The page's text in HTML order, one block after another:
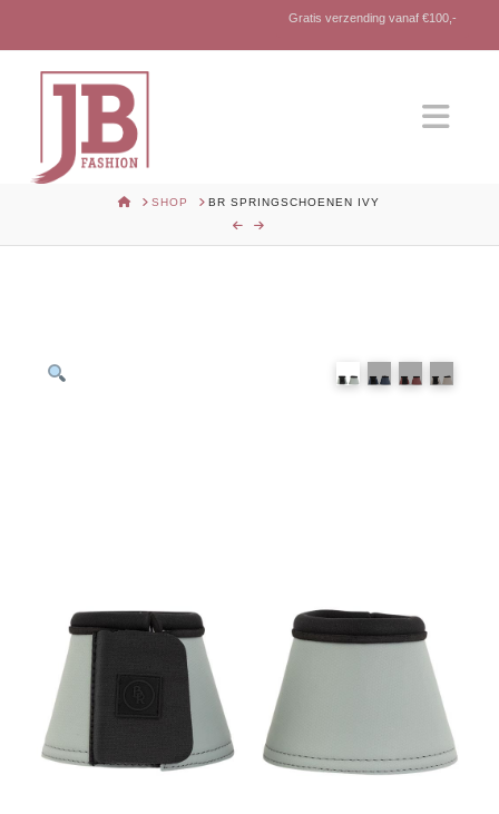
Gratis verzending vanaf €100,-
HOMESHOP BR SPRINGSCHOENEN IVY